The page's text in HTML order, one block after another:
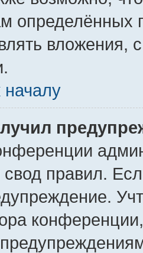
определённых
вложения,
началу
свод правил.